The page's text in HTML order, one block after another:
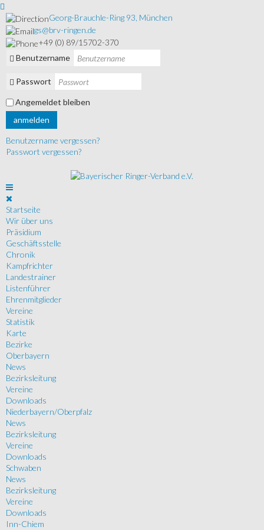
Georg-Brauchle-Ring 93, München
gs@brv-ringen.de
+49 (0) 89/15702-370
Benutzername
Passwort
Angemeldet bleiben
anmelden
Benutzername vergessen?
Passwort vergessen?
Startseite
Wir über uns
Präsidium
Geschäftsstelle
Chronik
Kampfrichter
Landestrainer
Listenführer
Ehrenmitglieder
Vereine
Statistik
Karte
Bezirke
Oberbayern
News
Bezirksleitung
Vereine
Downloads
Niederbayern/Oberpfalz
News
Bezirksleitung
Vereine
Downloads
Schwaben
News
Bezirksleitung
Vereine
Downloads
Inn-Chiem